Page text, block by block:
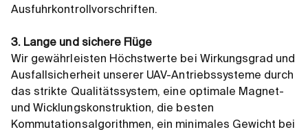
Ausfuhrkontrollvorschriften.
3. Lange und sichere Flüge
Wir gewährleisten Höchstwerte bei Wirkungsgrad und
Ausfallsicherheit unserer UAV-Antriebssysteme durch
das strikte Qualitätssystem, eine optimale Magnet-
und Wicklungskonstruktion, die besten
Kommutationsalgorithmen, ein minimales Gewicht bei